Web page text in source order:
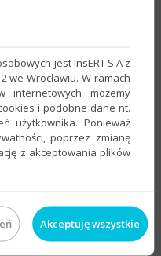
jest InsERT S.A z
we Wrocławiu. W ramach
internetowych możemy
i podobne dane nt.
użytkownika. Ponieważ
poprzez zmianę
z akceptowania plików
Akceptuję wszystkie